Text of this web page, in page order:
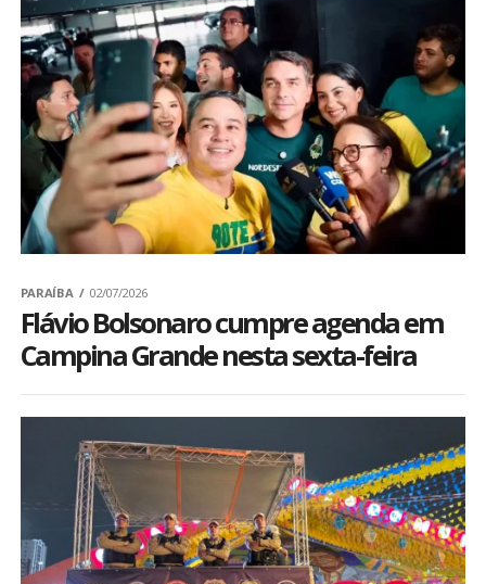
FOTOS
COLUNISTAS
PARAÍBA 02/07/2026
Flávio Bolsonaro cumpre agenda em
Campina Grande nesta sexta-feira